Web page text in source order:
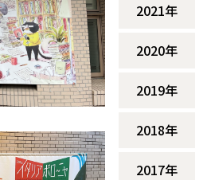
2021年
2020年
2019年
2018年
2017年